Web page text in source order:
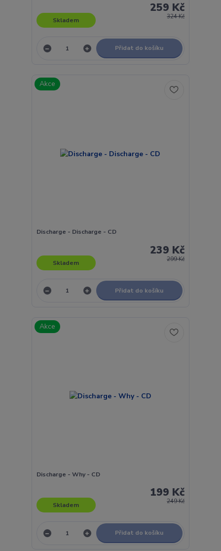
324 Kč
259 Kč
Skladem
Přidat do košíku
Akce
Discharge - Discharge - CD
299 Kč
239 Kč
Skladem
Přidat do košíku
Akce
Discharge - Why - CD
249 Kč
199 Kč
Skladem
Přidat do košíku